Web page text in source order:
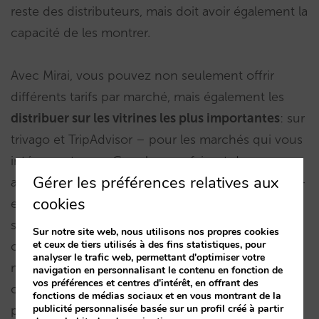
reste des distributeurs, mais doit avoir également la
capacité de les montrer.
Avec Mirai, vous pouvez non seulement offrir
différents tarifs par marché, mais également les
distribuer sur les vitrines les plus importantes: sur
trivago et TripAdvisor – pour les marchés qui vous
intéressent-, sur Google – en faisant des
annonces sur les pays auxquels s’adressent l’offre-
et avec des campagnes d’email marketing
segmentées aux contacts de ces pays. Si vous
créez un géo-tarif sur votre site mais ne pouvez le
montrer sur le marché correspondant, c’est
comme si vous ne faisiez rien. Grâce à cela, vous
pourrez:
Gérer les préférences relatives aux
cookies
Sur notre site web, nous utilisons nos propres cookies
et ceux de tiers utilisés à des fins statistiques, pour
analyser le trafic web, permettant d'optimiser votre
navigation en personnalisant le contenu en fonction de
vos préférences et centres d'intérêt, en offrant des
fonctions de médias sociaux et en vous montrant de la
publicité personnalisée basée sur un profil créé à partir